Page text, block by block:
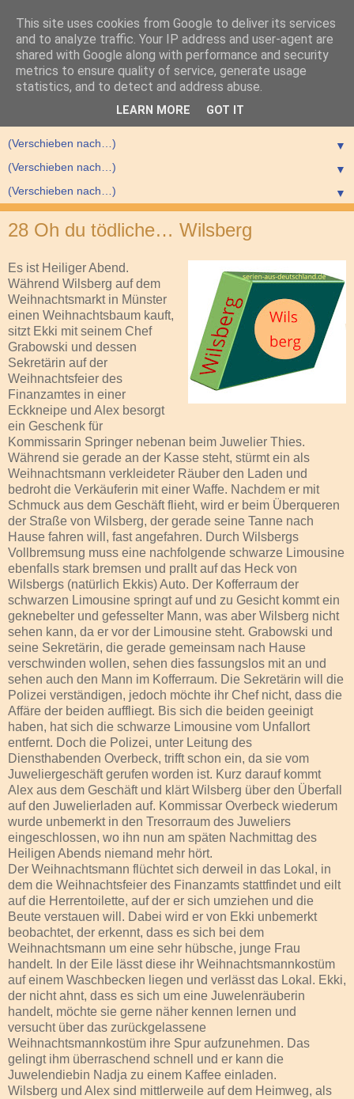
▼
▼
▼
28 Oh du tödliche… Wilsberg
Es ist Heiliger Abend.
Während Wilsberg auf dem
Weihnachtsmarkt in Münster
einen Weihnachtsbaum kauft,
sitzt Ekki mit seinem Chef
Grabowski und dessen
Sekretärin auf der
Weihnachtsfeier des
Finanzamtes in einer
Eckkneipe und Alex besorgt
ein Geschenk für
Kommissarin Springer nebenan beim Juwelier Thies.
Während sie gerade an der Kasse steht, stürmt ein als
Weihnachtsmann verkleideter Räuber den Laden und
bedroht die Verkäuferin mit einer Waffe. Nachdem er mit
Schmuck aus dem Geschäft flieht, wird er beim Überqueren
der Straße von Wilsberg, der gerade seine Tanne nach
Hause fahren will, fast angefahren. Durch Wilsbergs
Vollbremsung muss eine nachfolgende schwarze Limousine
ebenfalls stark bremsen und prallt auf das Heck von
Wilsbergs (natürlich Ekkis) Auto. Der Kofferraum der
schwarzen Limousine springt auf und zu Gesicht kommt ein
geknebelter und gefesselter Mann, was aber Wilsberg nicht
sehen kann, da er vor der Limousine steht. Grabowski und
seine Sekretärin, die gerade gemeinsam nach Hause
verschwinden wollen, sehen dies fassungslos mit an und
sehen auch den Mann im Kofferraum. Die Sekretärin will die
Polizei verständigen, jedoch möchte ihr Chef nicht, dass die
Affäre der beiden auffliegt. Bis sich die beiden geeinigt
haben, hat sich die schwarze Limousine vom Unfallort
entfernt. Doch die Polizei, unter Leitung des
Diensthabenden Overbeck, trifft schon ein, da sie vom
Juweliergeschäft gerufen worden ist. Kurz darauf kommt
Alex aus dem Geschäft und klärt Wilsberg über den Überfall
auf den Juwelierladen auf. Kommissar Overbeck wiederum
wurde unbemerkt in den Tresorraum des Juweliers
eingeschlossen, wo ihn nun am späten Nachmittag des
Heiligen Abends niemand mehr hört.
Der Weihnachtsmann flüchtet sich derweil in das Lokal, in
dem die Weihnachtsfeier des Finanzamts stattfindet und eilt
auf die Herrentoilette, auf der er sich umziehen und die
Beute verstauen will. Dabei wird er von Ekki unbemerkt
beobachtet, der erkennt, dass es sich bei dem
Weihnachtsmann um eine sehr hübsche, junge Frau
handelt. In der Eile lässt diese ihr Weihnachtsmannkostüm
auf einem Waschbecken liegen und verlässt das Lokal. Ekki,
der nicht ahnt, dass es sich um eine Juwelenräuberin
handelt, möchte sie gerne näher kennen lernen und
versucht über das zurückgelassene
Weihnachtsmannkostüm ihre Spur aufzunehmen. Das
gelingt ihm überraschend schnell und er kann die
Juwelendiebin Nadja zu einem Kaffee einladen.
Wilsberg und Alex sind mittlerweile auf dem Heimweg, als
This site uses cookies from Google to deliver its services
and to analyze traffic. Your IP address and user-agent are
shared with Google along with performance and security
metrics to ensure quality of service, generate usage
statistics, and to detect and address abuse.
LEARN MORE GOT IT